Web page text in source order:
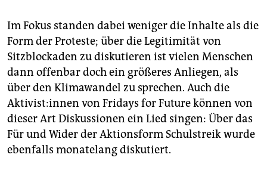
Im Fokus standen dabei weniger die Inhalte als die
Form der Proteste; über die Legitimität von
Sitzblockaden zu diskutieren ist vielen Menschen
dann offenbar doch ein größeres Anliegen, als
über den Klimawandel zu sprechen. Auch die
Aktivist:innen von Fridays for Future können von
dieser Art Diskussionen ein Lied singen: Über das
Für und Wider der Aktionsform Schulstreik wurde
ebenfalls monatelang diskutiert.